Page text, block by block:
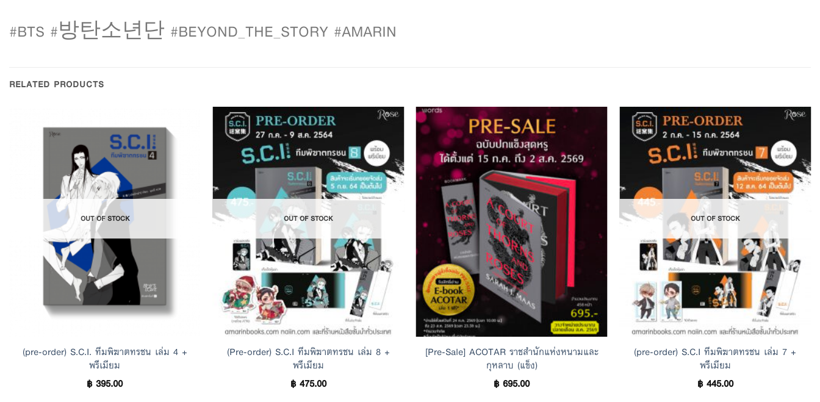
#BTS #방탄소년단 #BEYOND_THE_STORY #AMARIN
RELATED PRODUCTS
Wishlist
OUT OF STOCK
(pre-order) S.C.I. ทีมพิฆาตทรชน เล่ม 4 +
พรีเมียม
฿395.00
Add to
Wishlist
OUT OF STOCK
(Pre-order) S.C.I ทีมพิฆาตทรชน เล่ม 8 +
พรีเมียม
฿475.00
Add to
[Pre-Sale] ACOTAR ราชสำนักแห่งหนามและ
กุหลาบ (แข็ง)
฿695.00
Add to
Wishlist
OUT OF STOCK
(pre-order) S.C.I ทีมพิฆาตทรชน เล่ม 7 +
พรีเมียม
฿445.00